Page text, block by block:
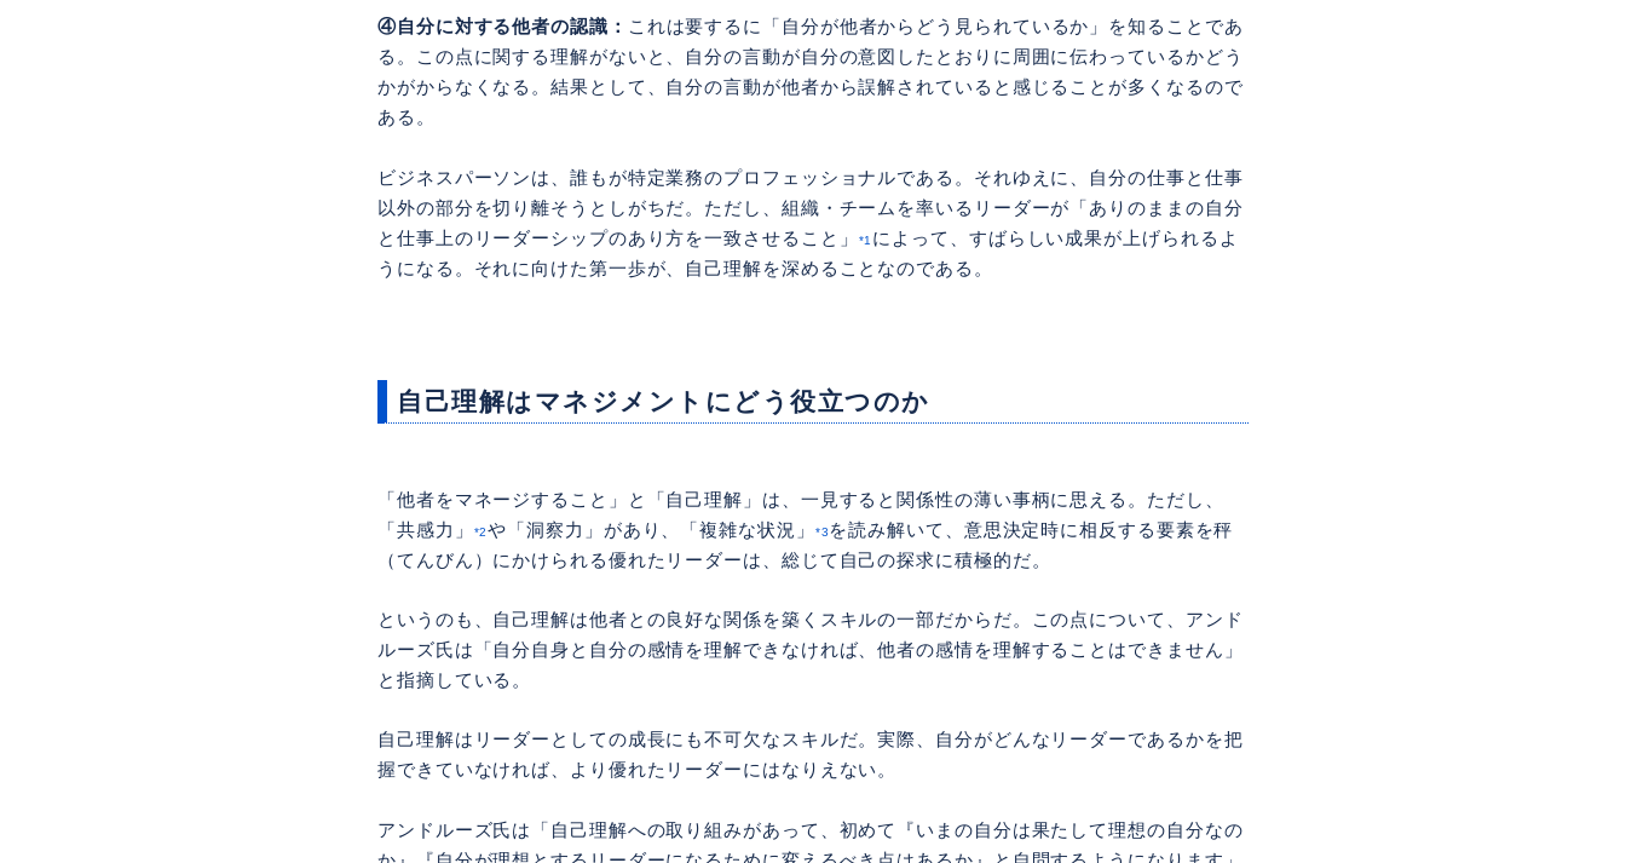
④自分に対する他者の認識： これは要するに「自分が他者からどう見られているか」を知ることであ
る。この点に関する理解がないと、自分の言動が自分の意図したとおりに周囲に伝わっているかどう
かがからなくなる。結果として、自分の言動が他者から誤解されていると感じることが多くなるので
ある。
ビジネスパーソンは、誰もが特定業務のプロフェッショナルである。それゆえに、自分の仕事と仕事
以外の部分を切り離そうとしがちだ。ただし、組織・チームを率いるリーダーが「ありのままの自分
と仕事上のリーダーシップのあり方を一致させること」
*1 によって、すばらしい成果が上げられるよ
うになる。それに向けた第一歩が、自己理解を深めることなのである。
自己理解はマネジメントにどう役立つのか
「他者をマネージすること」と「自己理解」は、一見すると関係性の薄い事柄に思える。ただし、
「共感力」
*2や「洞察力」があり、「複雑な状況」 *3 を読み解いて、意思決定時に相反する要素を秤
（てんびん）にかけられる優れたリーダーは、総じて自己の探求に積極的だ。
というのも、自己理解は他者との良好な関係を築くスキルの一部だからだ。この点について、アンド
ルーズ氏は「自分自身と自分の感情を理解できなければ、他者の感情を理解することはできません」
と指摘している。
自己理解はリーダーとしての成長にも不可欠なスキルだ。実際、自分がどんなリーダーであるかを把
握できていなければ、より優れたリーダーにはなりえない。
アンドルーズ氏は「自己理解への取り組みがあって、初めて『いまの自分は果たして理想の自分なの